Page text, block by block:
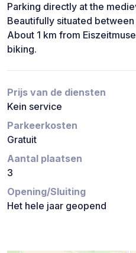
Parking directly at the
Beautifully situated
About 1 km from
biking.
Prijs van de diensten
Kein service
Parkeerkosten
Gratuit
Aantal plaatsen
3
Opening/Sluiting
Het hele jaar geopend